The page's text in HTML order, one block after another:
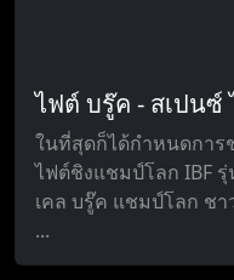
ไฟต์ บรู๊ค - สเปนซ์
ในที่สุดก็ได้กำหนดการ
ไฟต์ชิงแชมป์โลก IBF รุ่
เคล บรู๊ค แชมป์โลก ช
...